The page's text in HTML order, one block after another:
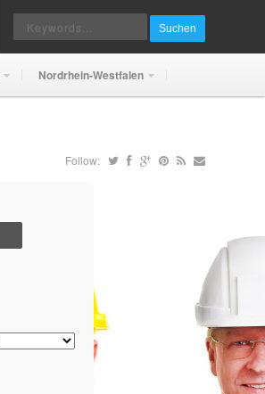
Suchen
Nordrhein-Westfalen
Follow: